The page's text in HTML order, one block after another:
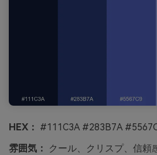
HEX： #111C3A #283B7A
雰囲気：
クール、クリスプ、信頼